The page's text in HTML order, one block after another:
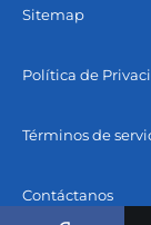
Sitemap
Política de
Términos de
Contáctanos